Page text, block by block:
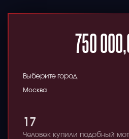
750
Выберите город
Москва
17
Человек купили подобный